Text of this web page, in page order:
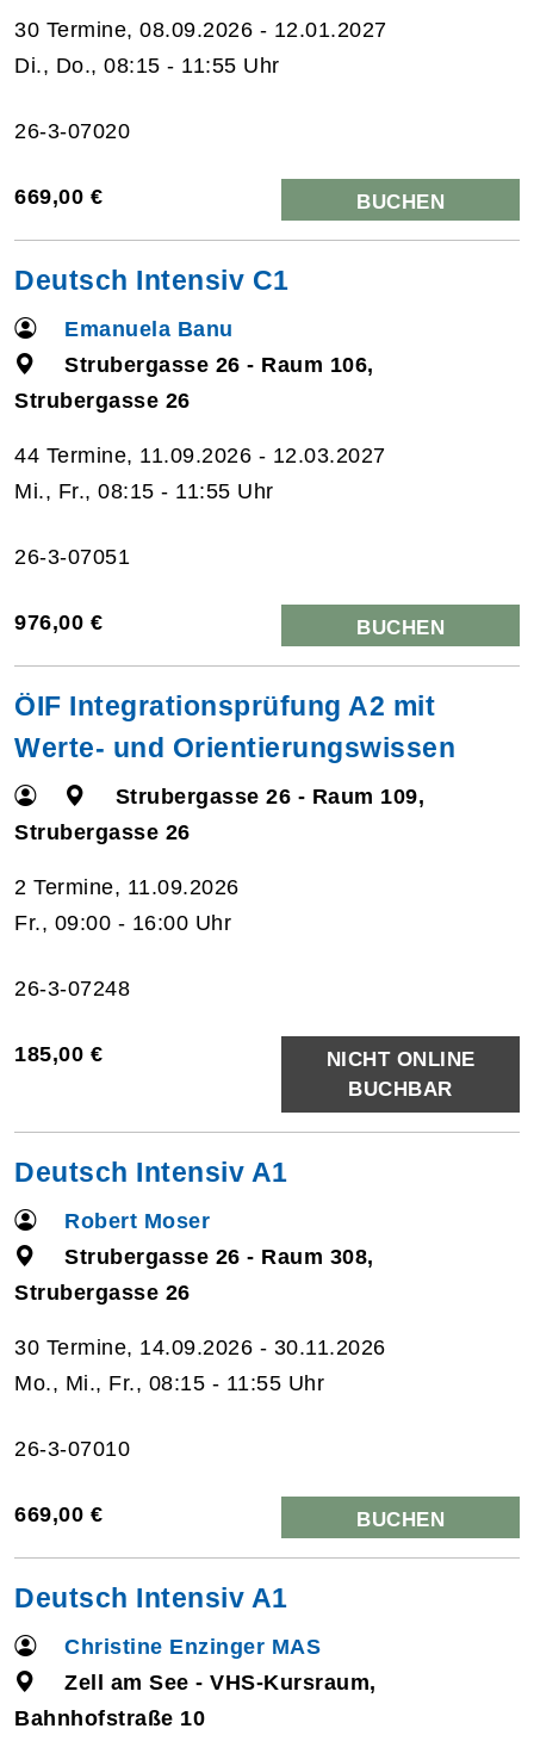
30 Termine, 08.09.2026 - 12.01.2027
Di., Do., 08:15 - 11:55 Uhr
26-3-07020
669,00 € BUCHEN
Deutsch Intensiv C1
Emanuela Banu
Strubergasse 26 - Raum 106,
Strubergasse 26
44 Termine, 11.09.2026 - 12.03.2027
Mi., Fr., 08:15 - 11:55 Uhr
26-3-07051
976,00 € BUCHEN
ÖIF Integrationsprüfung A2 mit
Werte- und Orientierungswissen
Strubergasse 26 - Raum 109,
Strubergasse 26
2 Termine, 11.09.2026
Fr., 09:00 - 16:00 Uhr
26-3-07248
185,00 €
NICHT ONLINE
BUCHBAR
Deutsch Intensiv A1
Robert Moser
Strubergasse 26 - Raum 308,
Strubergasse 26
30 Termine, 14.09.2026 - 30.11.2026
Mo., Mi., Fr., 08:15 - 11:55 Uhr
26-3-07010
669,00 € BUCHEN
Deutsch Intensiv A1
Christine Enzinger MAS
Zell am See - VHS-Kursraum,
Bahnhofstraße 10